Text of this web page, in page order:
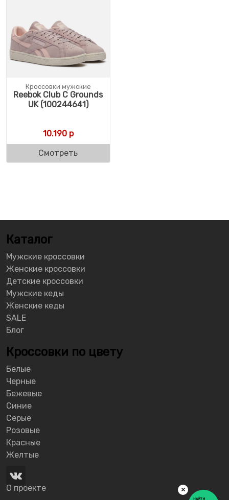
Кроссовки мужские
Reebok Club C Grounds
UK (100244641)
10.190р
Смотреть
Каталог
Мужские кроссовки
Женские кроссовки
Детские кроссовки
Мужские кеды
Женские кеды
SALE
Блог
Кроссовки по цвету
Белые
Черные
Бежевые
Синие
Серые
Розовые
Красные
Желтые
О проекте ×